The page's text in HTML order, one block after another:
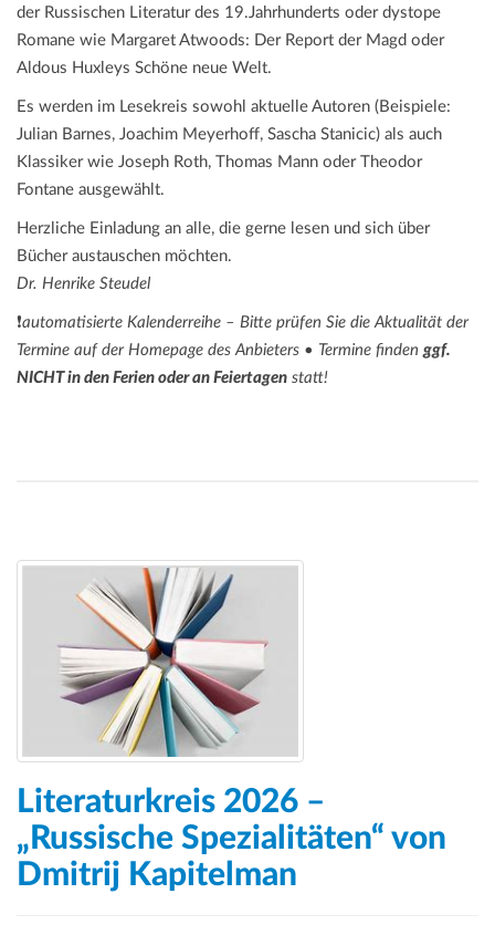
der Russischen Literatur des 19.Jahrhunderts oder dystope
Romane wie Margaret Atwoods: Der Report der Magd oder
Aldous Huxleys Schöne neue Welt.
Es werden im Lesekreis sowohl aktuelle Autoren (Beispiele:
Julian Barnes, Joachim Meyerhoff, Sascha Stanicic) als auch
Klassiker wie Joseph Roth, Thomas Mann oder Theodor
Fontane ausgewählt.
Herzliche Einladung an alle, die gerne lesen und sich über
Bücher austauschen möchten.
Dr. Henrike Steudel
❗automatisierte Kalenderreihe – Bitte prüfen Sie die Aktualität der
Termine auf der Homepage des Anbieters • Termine finden ggf.
NICHT in den Ferien oder an Feiertagen statt!
Literaturkreis 2026 –
„Russische Spezialitäten“ von
Dmitrij Kapitelman